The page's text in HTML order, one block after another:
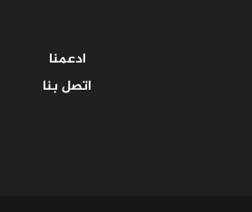
ادعمنا
اتصل بنا